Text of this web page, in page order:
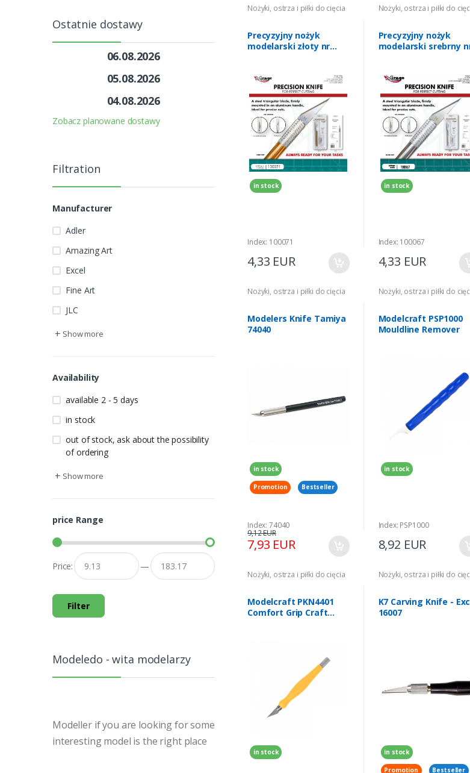
Ostatnie dostawy
06.08.2026
05.08.2026
04.08.2026
Zobacz planowane dostawy
Filtration
Manufacturer
Adler
Amazing Art
Excel
Fine Art
JLC
+ Show more
Availability
available 2 - 5 days
in stock
out of stock, ask about the possibility
of ordering
+ Show more
price Range
Price: —
Filter
Modeledo - wita modelarzy
Modellerif you are looking for some
interesting model is the right place
Nożyki, ostrza i piłki do cięcia
Precyzyjny nożyk
modelarski złoty nr
in stock
Index: 100071
4,33 EUR
Nożyki, ostrza i piłki do
Precyzyjny nożyk
modelarski srebrny
in stock
Index: 100067
4,33 EUR
Nożyki, ostrza i piłki do cięcia
Modelers Knife Tamiya
74040
in stock
Promotion Bestseller
Index: 74040
7,93 EUR
9,12 EUR
Nożyki, ostrza i piłki do
Modelcraft PSP1000
Mouldline Remover
in stock
Index: PSP1000
8,92 EUR
Nożyki, ostrza i piłki do cięcia
Modelcraft PKN4401
Comfort Grip Craft
in stock
Nożyki, ostrza i piłki do
K7 Carving Knife -
16007
in stock
Promotion Bestseller